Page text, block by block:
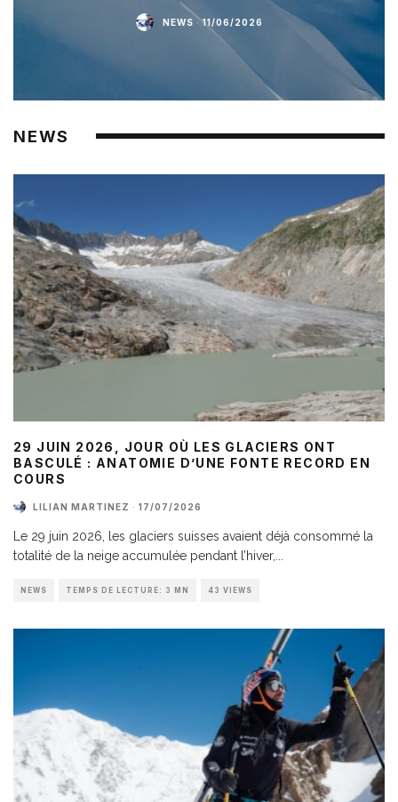
NEWS · 11/06/2026
NEWS
29 JUIN 2026, JOUR OÙ LES GLACIERS ONT
BASCULÉ : ANATOMIE D’UNE FONTE RECORD EN
COURS
LILIAN MARTINEZ · 17/07/2026
Le 29 juin 2026, les glaciers suisses avaient déjà consommé la
totalité de la neige accumulée pendant l’hiver,
NEWS TEMPS DE LECTURE: 3 MN 43 VIEWS